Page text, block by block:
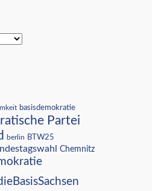
basisdemokratie
Partei
berlin BTW25
Chemnitz